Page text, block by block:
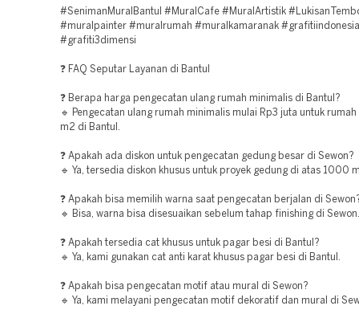
#SenimanMuralBantul #MuralCafe #MuralArtistik
#muralpainter #muralrumah #muralkamaranak #grafitiindonesia
#grafiti3dimensi
❓ FAQ Seputar Layanan di Bantul
❓ Berapa harga pengecatan ulang rumah minimalis di Bantul?
🔹 Pengecatan ulang rumah minimalis mulai Rp3 juta untuk rumah
m2 di Bantul.
❓ Apakah ada diskon untuk pengecatan gedung besar di Sewon?
🔹 Ya, tersedia diskon khusus untuk proyek gedung di atas 1000
❓ Apakah bisa memilih warna saat pengecatan berjalan di
🔹 Bisa, warna bisa disesuaikan sebelum tahap finishing di Sewon.
❓ Apakah tersedia cat khusus untuk pagar besi di Bantul?
🔹 Ya, kami gunakan cat anti karat khusus pagar besi di Bantul.
❓ Apakah bisa pengecatan motif atau mural di Sewon?
🔹 Ya, kami melayani pengecatan motif dekoratif dan mural di